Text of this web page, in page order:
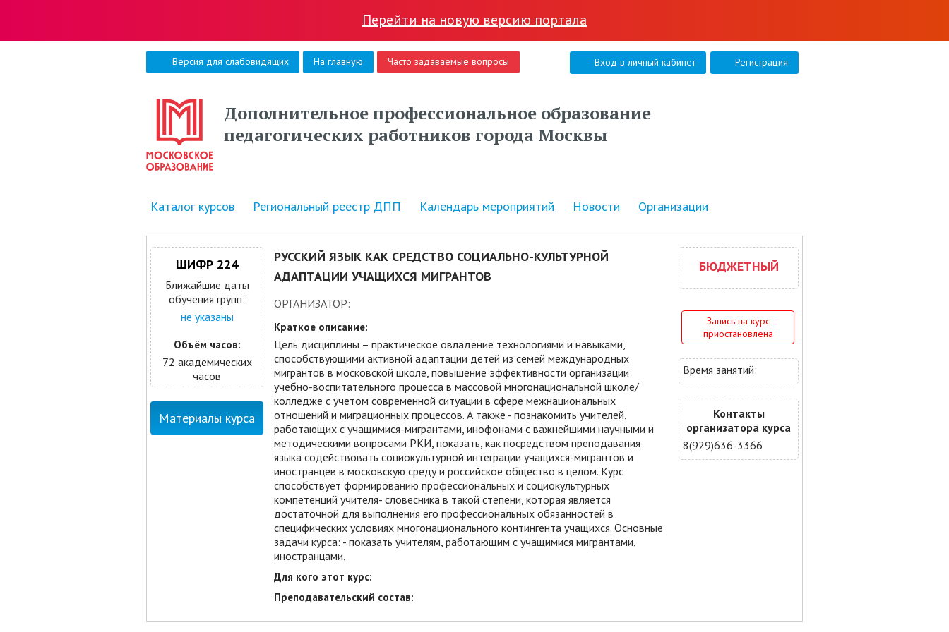
Перейти на новую версию портала
Версия для слабовидящих На главную Часто задаваемые вопросы Регистрация
Вход в личный кабинет
Дополнительное профессиональное образование
педагогических работников города Москвы
Каталог курсов Региональный реестр ДПП Календарь мероприятий Новости Организации
ШИФР 224
Ближайшие даты
обучения групп:
не указаны
Объём часов:
72 академических
часов
Материалы курса
РУССКИЙ ЯЗЫК КАК СРЕДСТВО СОЦИАЛЬНО-КУЛЬТУРНОЙ
АДАПТАЦИИ УЧАЩИХСЯ МИГРАНТОВ
ОРГАНИЗАТОР:
Краткое описание:
Цель дисциплины – практическое овладение технологиями и навыками,
способствующими активной адаптации детей из семей международных
мигрантов в московской школе, повышение эффективности организации
учебно-воспитательного процесса в массовой многонациональной школе/
колледже с учетом современной ситуации в сфере межнациональных
отношений и миграционных процессов. А также - познакомить учителей,
работающих с учащимися-мигрантами, инофонами с важнейшими научными и
методическими вопросами РКИ, показать, как посредством преподавания
языка содействовать социокультурной интеграции учащихся-мигрантов и
иностранцев в московскую среду и российское общество в целом. Курс
способствует формированию профессиональных и социокультурных
компетенций учителя- словесника в такой степени, которая является
достаточной для выполнения его профессиональных обязанностей в
специфических условиях многонационального контингента учащихся. Основные
задачи курса: - показать учителям, работающим с учащимися мигрантами,
иностранцами,
Для кого этот курс:
Преподавательский состав:
БЮДЖЕТНЫЙ
Запись на курс
приостановлена
Время занятий:
Контакты
организатора курса
8(929)636-3366